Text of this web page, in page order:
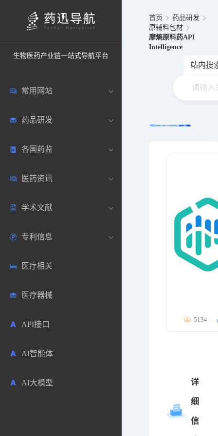
生物医药产业链一站式导航平台
常用网站
中国常用
药圈资讯
邮箱登录
药典网站
药品研发
药研数据库
药品说明书
药物临床
生物数据库
药品市场信息
合成化工
药物分析
毒性数据库
原辅料包材
各国药监
中国
美国
欧洲
日本
其他各国
医药资讯
医药新闻
医药论坛
药研咨询
医药科普
学术文献
学术搜索
SciHub文献
文献下载
文献管理
专利信息
各国专利局官方查询
医药专利
商业专利数据库
免费专利库
医疗相关
医疗器械
API接口
AI智能体
AI大模型
首页
药品研发
原辅料包材
摩熵原料药API
Intelligence
站内搜
5134
详
细
信